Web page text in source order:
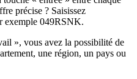
précise ? Saisissez
exemple 049RSNK.
», vous avez la possibilité de
une région, un pays ou